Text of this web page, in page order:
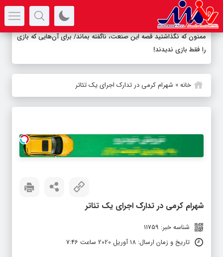
ممنون که نگذاشتید قصه این صنعت، ناگفته بماند/ برای آن‌هایی که بازی
را فقط بازی ندیدند!
خانه» شهرام کرمی در تدارک اجرای یک تئاتر
شهرام کرمی در تدارک اجرای یک تئاتر
شناسه خبر: 11759
تاریخ و زمان ارسال: 18 آوریل 2020 ساعت 7:46